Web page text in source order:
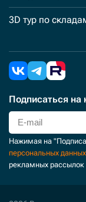
3D тур по
Подписаться на
Нажимая на
персональных данных
рекламных рассылок